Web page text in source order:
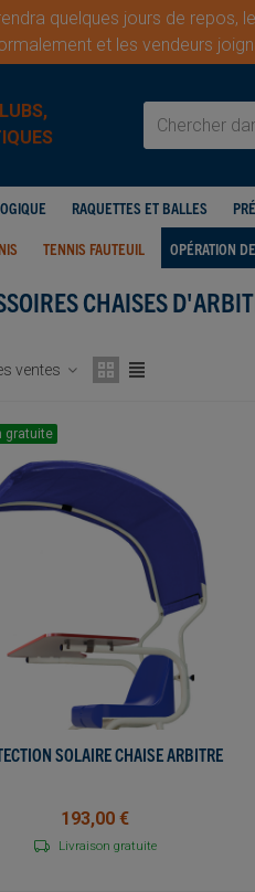
quelques jours de repos,
et les vendeurs
RAQUETTES ET BALLES
TENNIS FAUTEUIL OPÉRATION
CHAISES
ventes
gratuite
AJOUTER AU PANIER
SOLAIRE CHAISE ARBITRE
193,00 €
Livraison gratuite